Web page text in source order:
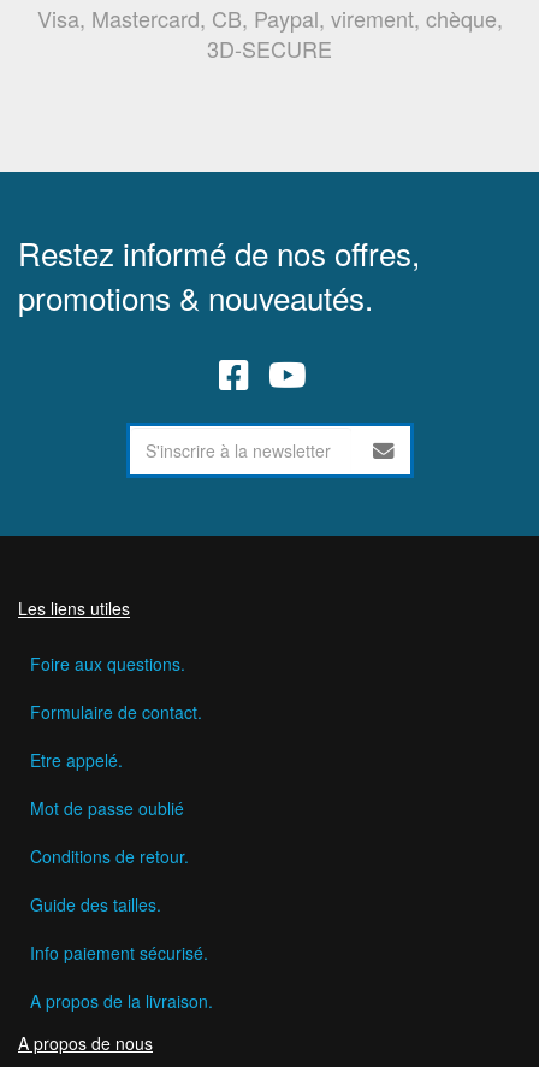
Visa, Mastercard, CB, Paypal, virement, chèque,
3D-SECURE
Restez informé de nos offres,
promotions & nouveautés.
Les liens utiles
Foire aux questions.
Formulaire de contact.
Etre appelé.
Mot de passe oublié
Conditions de retour.
Guide des tailles.
Info paiement sécurisé.
A propos de la livraison.
A propos de nous